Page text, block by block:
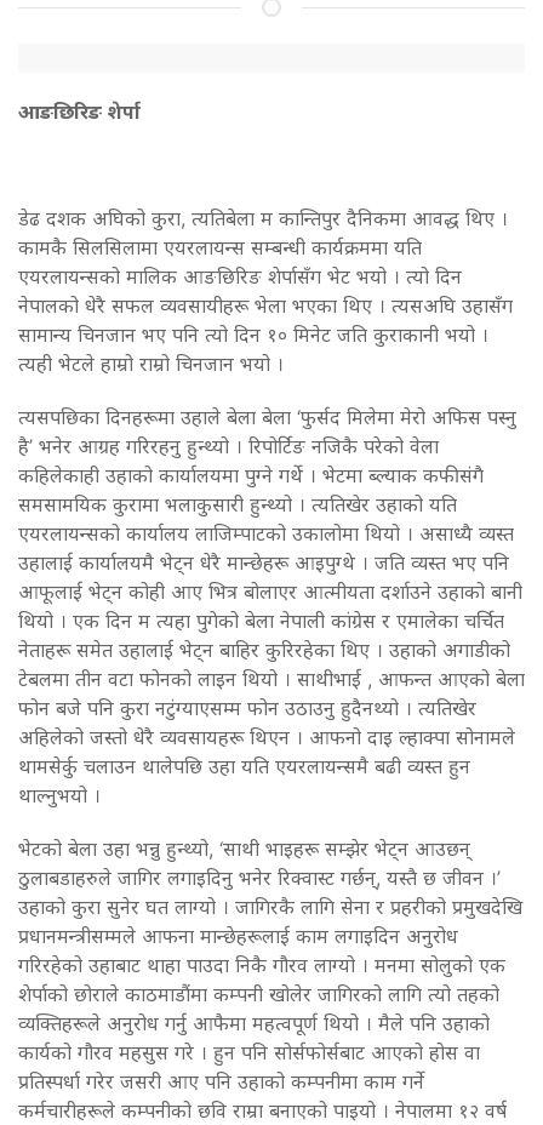
आङछिरिङ शेर्पा
डेढ दशक अघिको कुरा, त्यतिबेला म कान्तिपुर दैनिकमा आवद्ध थिए ।
कामकै सिलसिलामा एयरलायन्स सम्बन्धी कार्यक्रममा यति
एयरलायन्सको मालिक आङछिरिङ शेर्पासँग भेट भयो । त्यो दिन
नेपालको धेरै सफल व्यवसायीहरू भेला भएका थिए । त्यसअघि उहासँग
सामान्य चिनजान भए पनि त्यो दिन १० मिनेट जति कुराकानी भयो ।
त्यही भेटले हाम्रो राम्रो चिनजान भयो ।
त्यसपछिका दिनहरूमा उहाले बेला बेला ‘फुर्सद मिलेमा मेरो अफिस पस्नु
है’ भनेर आग्रह गरिरहनु हुन्थ्यो । रिपोर्टिङ नजिकै परेको वेला
कहिलेकाही उहाको कार्यालयमा पुग्ने गर्थे । भेटमा ब्ल्याक कफीसंगै
समसामयिक कुरामा भलाकुसारी हुन्थ्यो । त्यतिखेर उहाको यति
एयरलायन्सको कार्यालय लाजिम्पाटको उकालोमा थियो । असाध्यै व्यस्त
उहालाई कार्यालयमै भेट्न धेरै मान्छेहरू आइपुग्थे । जति व्यस्त भए पनि
आफूलाई भेट्न कोही आए भित्र बोलाएर आत्मीयता दर्शाउने उहाको बानी
थियो । एक दिन म त्यहा पुगेको बेला नेपाली कांग्रेस र एमालेका चर्चित
नेताहरू समेत उहालाई भेट्न बाहिर कुरिरहेका थिए । उहाको अगाडीको
टेबलमा तीन वटा फोनको लाइन थियो । साथीभाई , आफन्त आएको बेला
फोन बजे पनि कुरा नटुंग्याएसम्म फोन उठाउनु हुदैनथ्यो । त्यतिखेर
अहिलेको जस्तो धेरै व्यवसायहरू थिएन । आफनो दाइ ल्हाक्पा सोनामले
थामसेर्कु चलाउन थालेपछि उहा यति एयरलायन्समै बढी व्यस्त हुन
थाल्नुभयो ।
भेटको बेला उहा भन्नु हुन्थ्यो, ‘साथी भाइहरू सम्झेर भेट्न आउछन्
ठुलाबडाहरुले जागिर लगाइदिनु भनेर रिक्वास्ट गर्छन्, यस्तै छ जीवन ।’
उहाको कुरा सुनेर घत लाग्यो । जागिरकै लागि सेना र प्रहरीको प्रमुखदेखि
प्रधानमन्त्रीसम्मले आफना मान्छेहरूलाई काम लगाइदिन अनुरोध
गरिरहेको उहाबाट थाहा पाउदा निकै गौरव लाग्यो । मनमा सोलुको एक
शेर्पाको छोराले काठमाडौंमा कम्पनी खोलेर जागिरको लागि त्यो तहको
व्यक्तिहरूले अनुरोध गर्नु आफैमा महत्वपूर्ण थियो । मैले पनि उहाको
कार्यको गौरव महसुस गरे । हुन पनि सोर्सफोर्सबाट आएको होस वा
प्रतिस्पर्धा गरेर जसरी आए पनि उहाको कम्पनीमा काम गर्ने
कर्मचारीहरूले कम्पनीको छवि राम्रा बनाएको पाइयो । नेपालमा १२ वर्ष